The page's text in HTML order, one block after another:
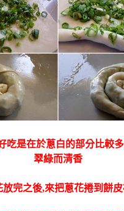
吃是在於蔥白的部分比較
翠綠而清香
放完之後,來把蔥花捲到餅